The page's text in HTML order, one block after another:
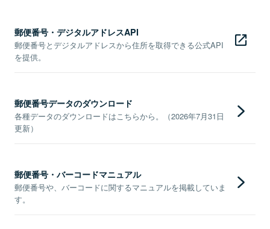
郵便番号・デジタルアドレスAPI
郵便番号とデジタルアドレスから住所を取得できる公式API
を提供。
郵便番号データのダウンロード
各種データのダウンロードはこちらから。（2026年7月31日
更新）
郵便番号・バーコードマニュアル
郵便番号や、バーコードに関するマニュアルを掲載していま
す。